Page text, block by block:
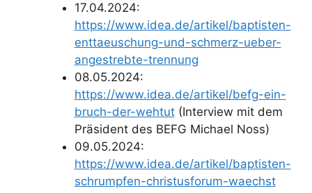
17.04.2024:
https://www.idea.de/artikel/baptisten-
enttaeuschung-und-schmerz-ueber-
angestrebte-trennung
08.05.2024:
https://www.idea.de/artikel/befg-ein-
bruch-der-wehtut(Interview mit dem
Präsident des BEFG Michael Noss)
09.05.2024:
https://www.idea.de/artikel/baptisten-
schrumpfen-christusforum-waechst